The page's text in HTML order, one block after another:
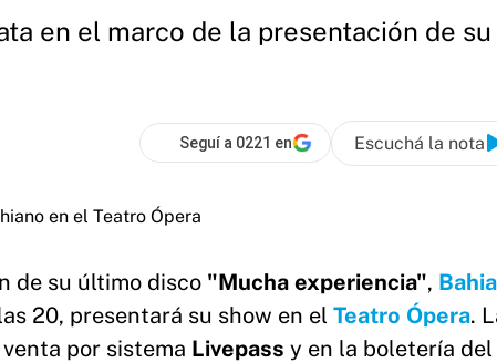
en el marco de la presentación de
Seguí a 0221 en Escuchá la nota
de su último disco "Mucha experiencia",
20, presentará su show en el Teatro Ópera.
por sistema Livepass y en la boletería